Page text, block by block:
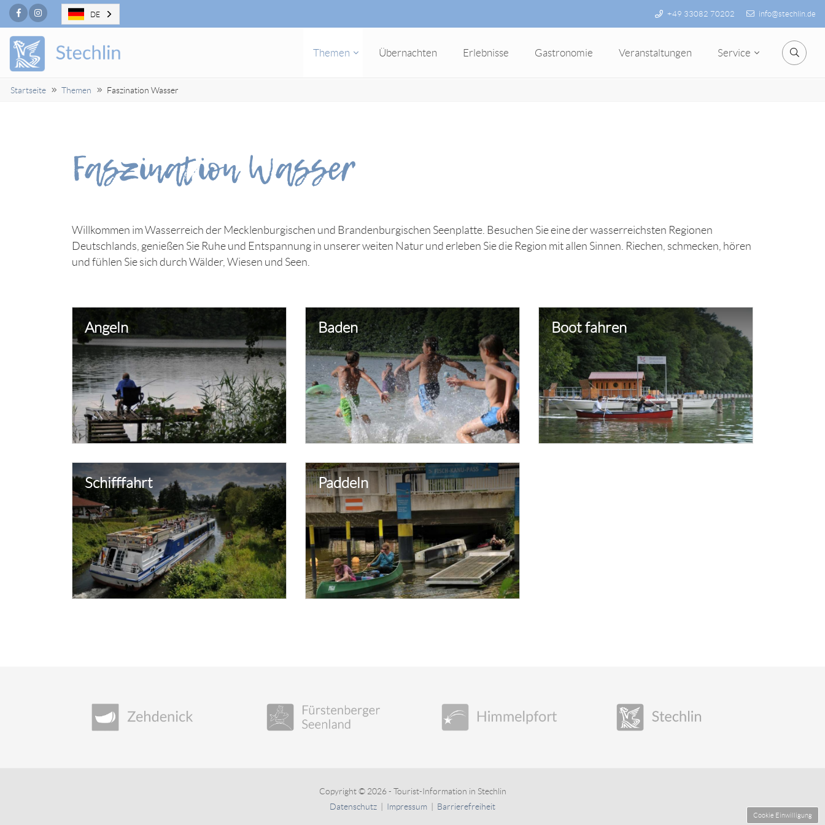
FacebookInstagram +49 33082 70202 info@stechlin.de
Themen Übernachten Erlebnisse Gastronomie Veranstaltungen Service Suche
Startseite Themen Faszination Wasser
Faszination Wasser
Willkommen im Wasserreich der Mecklenburgischen und Brandenburgischen Seenplatte. Besuchen Sie eine der wasserreichsten Regionen
Deutschlands, genießen Sie Ruhe und Entspannung in unserer weiten Natur und erleben Sie die Region mit allen Sinnen. Riechen, schmecken, hören
und fühlen Sie sich durch Wälder, Wiesen und Seen.
Angeln Baden Boot fahren
Schifffahrt Paddeln
Copyright © 2026 - Tourist-Information in Stechlin
Datenschutz
Impressum Barrierefreiheit
DE
Cookie Einwilligung